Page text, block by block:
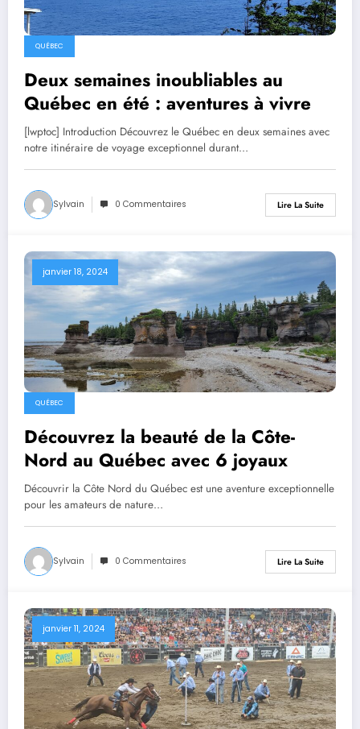
QUÉBEC
Deux semaines inoubliables au
Québec en été : aventures à vivre
[lwptoc] Introduction Découvrez le Québec en deux semaines avec
notre itinéraire de voyage exceptionnel durant…
Sylvain 0 Commentaires Lire La Suite
janvier 18, 2024
QUÉBEC
Découvrez la beauté de la Côte-
Nord au Québec avec 6 joyaux
Découvrir la Côte Nord du Québec est une aventure exceptionnelle
pour les amateurs de nature…
Sylvain 0 Commentaires Lire La Suite
janvier 11, 2024